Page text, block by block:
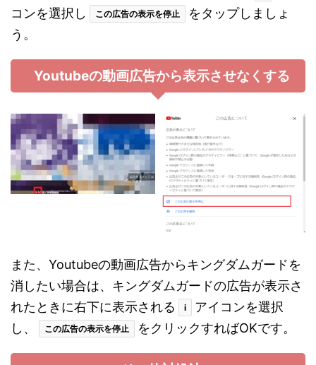
コンを選択し
この広告の表示を停止
をタップしましょ
う。
Youtubeの動画広告から表示させなくする
また、Youtubeの動画広告からキングダムガードを
消したい場合は、キングダムガードの広告が表示さ
れたときに右下に表示される
i
アイコンを選択
し、
この広告の表示を停止 をクリックすればOKです。